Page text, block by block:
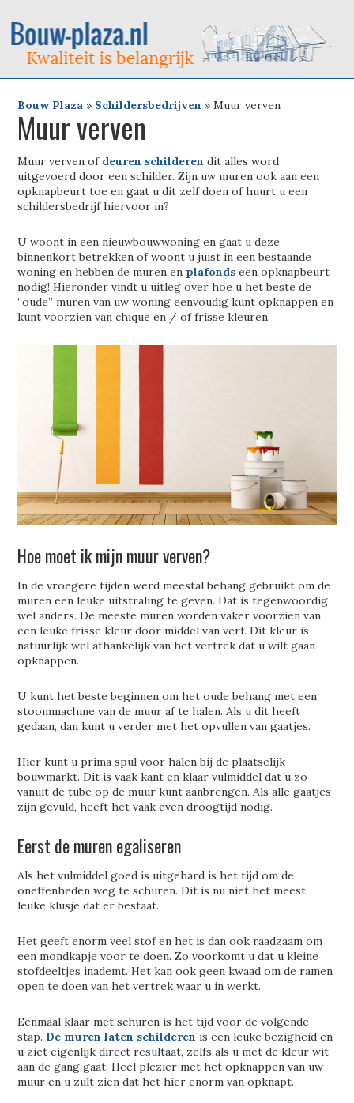
Bouw Plaza » Schildersbedrijven »Muur verven
Muur verven
Muur verven of deuren schilderen dit alles word
uitgevoerd door een schilder. Zijn uw muren ook aan een
opknapbeurt toe en gaat u dit zelf doen of huurt u een
schildersbedrijf hiervoor in?
U woont in een nieuwbouwwoning en gaat u deze
binnenkort betrekken of woont u juist in een bestaande
woning en hebben de muren en plafonds een opknapbeurt
nodig! Hieronder vindt u uitleg over hoe u het beste de
“oude” muren van uw woning eenvoudig kunt opknappen en
kunt voorzien van chique en / of frisse kleuren.
Hoe moet ik mijn muur verven?
In de vroegere tijden werd meestal behang gebruikt om de
muren een leuke uitstraling te geven. Dat is tegenwoordig
wel anders. De meeste muren worden vaker voorzien van
een leuke frisse kleur door middel van verf. Dit kleur is
natuurlijk wel afhankelijk van het vertrek dat u wilt gaan
opknappen.
U kunt het beste beginnen om het oude behang met een
stoommachine van de muur af te halen. Als u dit heeft
gedaan, dan kunt u verder met het opvullen van gaatjes.
Hier kunt u prima spul voor halen bij de plaatselijk
bouwmarkt. Dit is vaak kant en klaar vulmiddel dat u zo
vanuit de tube op de muur kunt aanbrengen. Als alle gaatjes
zijn gevuld, heeft het vaak even droogtijd nodig.
Eerst de muren egaliseren
Als het vulmiddel goed is uitgehard is het tijd om de
oneffenheden weg te schuren. Dit is nu niet het meest
leuke klusje dat er bestaat.
Het geeft enorm veel stof en het is dan ook raadzaam om
een mondkapje voor te doen. Zo voorkomt u dat u kleine
stofdeeltjes inademt. Het kan ook geen kwaad om de ramen
open te doen van het vertrek waar u in werkt.
Eenmaal klaar met schuren is het tijd voor de volgende
stap. De muren laten schilderen is een leuke bezigheid en
u ziet eigenlijk direct resultaat, zelfs als u met de kleur wit
aan de gang gaat. Heel plezier met het opknappen van uw
muur en u zult zien dat het hier enorm van opknapt.